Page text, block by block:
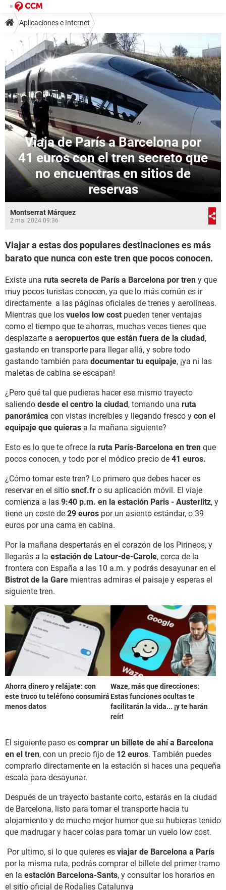
Aplicaciones e Internet
Viaja de París a Barcelona por
41 euros con el tren secreto que
no encuentras en sitios de
reservas
Montserrat Márquez
2 mai 2024 09:36
Viajar a estas dos populares destinaciones es más
barato que nunca con este tren que pocos conocen.
Existe una ruta secreta de París a Barcelona por tren y que
muy pocos turistas conocen, ya que lo más común es ir
directamente a las páginas oficiales de trenes y aerolíneas.
Mientras que los vuelos low cost pueden tener ventajas
como el tiempo que te ahorras, muchas veces tienes que
desplazarte a aeropuertos que están fuera de la ciudad,
gastando en transporte para llegar allá, y sobre todo
gastando también para documentar tu equipaje, ¡ya ni las
maletas de cabina se escapan!
¿Pero qué tal que pudieras hacer ese mismo trayecto
saliendo desde el centro la ciudad, tomando una ruta
panorámica con vistas increíbles y llegando fresco y con el
equipaje que quieras a la mañana siguiente?
Esto es lo que te ofrece la ruta París-Barcelona en tren que
pocos conocen, y todo por el módico precio de 41 euros.
¿Cómo tomar este tren? Lo primero que debes hacer es
reservar en el sitio sncf.fr o su aplicación móvil. El viaje
comienza a las 9:40 p.m. en la estación Paris - Austerlitz, y
tiene un coste de 29 euros por un asiento estándar, o 39
euros por una cama en cabina.
Por la mañana despertarás en el corazón de los Pirineos, y
llegarás a la estación de Latour-de-Carole, cerca de la
frontera con España a las 10 a.m. y podrás desayunar en el
Bistrot de la Gare mientras admiras el paisaje y esperas el
siguiente tren.
Ahorra dinero y relájate: con
este truco tu teléfono consumirá
menos datos
Waze, más que direcciones:
Estas funciones ocultas te
facilitarán la vida... ¡y te harán
reír!
El siguiente paso es comprar un billete de ahí a Barcelona
en el tren, con un precio fijo de 12 euros. También puedes
comprarlo directamente en la estación si haces una pequeña
escala para desayunar.
Después de un trayecto bastante corto, estarás en la ciudad
de Barcelona, listo para tomar el transporte hacia tu
alojamiento y de mucho mejor humor que su hubieras tenido
que madrugar y hacer colas para tomar un vuelo low cost.
Por ultimo, si lo que quieres es viajar de Barcelona a París
por la misma ruta, podrás comprar el billete del primer tramo
en la estación Barcelona-Sants, y consultar los horarios en
el sitio oficial de Rodalies Catalunya